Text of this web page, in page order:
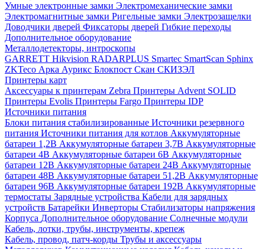
Умные электронные замки Электромеханические замки
Электромагнитные замки Ригельные замки Электрозащелки
Доводчики дверей Фиксаторы дверей Гибкие переходы
Дополнительное оборудование
Металлодетекторы, интроскопы
GARRETT Hikvision RADARPLUS Smartec SmartScan Sphinx
ZKTeco Арка Аурикс Блокпост Скан СКИЗЭЛ
Принтеры карт
Аксессуары к принтерам Zebra Принтеры Advent SOLID
Принтеры Evolis Принтеры Fargo Принтеры IDP
Источники питания
Блоки питания стабилизированные Источники резервного
питания Источники питания для котлов Аккумуляторные
батареи 1,2В Аккумуляторные батареи 3,7В Аккумуляторные
батареи 4В Аккумуляторные батареи 6В Аккумуляторные
батареи 12В Аккумуляторные батареи 24В Аккумуляторные
батареи 48В Аккумуляторные батареи 51,2В Аккумуляторные
батареи 96В Аккумуляторные батареи 192В Аккумуляторные
термостаты Зарядные устройства Кабели для зарядных
устройств Батарейки Инверторы Стабилизаторы напряжения
Корпуса Дополнительное оборудование Солнечные модули
Кабель, лотки, трубы, инструменты, крепеж
Кабель, провод, патч-корды Трубы и аксессуары